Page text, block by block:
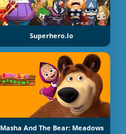
Superhero.io
Masha And The Bear: Meadows